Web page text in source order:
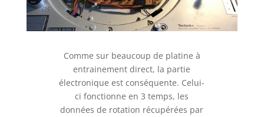
Comme sur beaucoup de platine à
entrainement direct, la partie
électronique est conséquente. Celui-
ci fonctionne en 3 temps, les
données de rotation récupérées par